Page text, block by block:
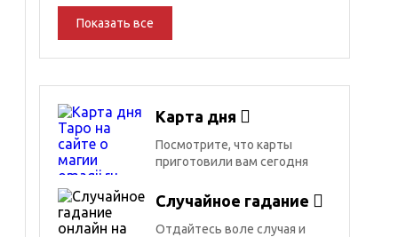
Показать все
Карта дня
Посмотрите, что карты
приготовили вам сегодня
Случайное гадание
Отдайтесь воле случая и